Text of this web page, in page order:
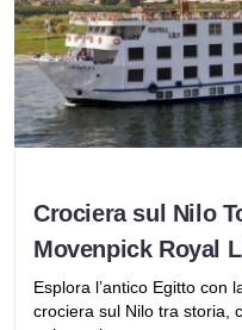
Crociera sul Nilo
Movenpick Royal
Esplora l’antico Egitto con
crociera sul Nilo tra storia,